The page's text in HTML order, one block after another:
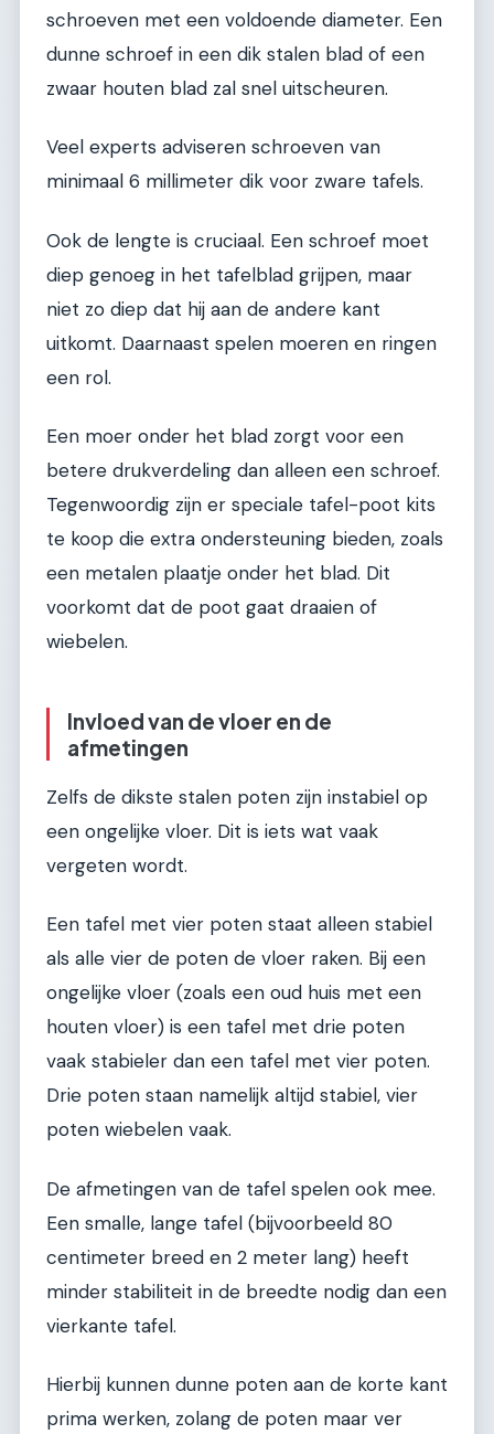
schroeven met een voldoende diameter. Een
dunne schroef in een dik stalen blad of een
zwaar houten blad zal snel uitscheuren.
Veel experts adviseren schroeven van
minimaal 6 millimeter dik voor zware tafels.
Ook de lengte is cruciaal. Een schroef moet
diep genoeg in het tafelblad grijpen, maar
niet zo diep dat hij aan de andere kant
uitkomt. Daarnaast spelen moeren en ringen
een rol.
Een moer onder het blad zorgt voor een
betere drukverdeling dan alleen een schroef.
Tegenwoordig zijn er speciale tafel-poot kits
te koop die extra ondersteuning bieden, zoals
een metalen plaatje onder het blad. Dit
voorkomt dat de poot gaat draaien of
wiebelen.
Invloed van de vloer en de
afmetingen
Zelfs de dikste stalen poten zijn instabiel op
een ongelijke vloer. Dit is iets wat vaak
vergeten wordt.
Een tafel met vier poten staat alleen stabiel
als alle vier de poten de vloer raken. Bij een
ongelijke vloer (zoals een oud huis met een
houten vloer) is een tafel met drie poten
vaak stabieler dan een tafel met vier poten.
Drie poten staan namelijk altijd stabiel, vier
poten wiebelen vaak.
De afmetingen van de tafel spelen ook mee.
Een smalle, lange tafel (bijvoorbeeld 80
centimeter breed en 2 meter lang) heeft
minder stabiliteit in de breedte nodig dan een
vierkante tafel.
Hierbij kunnen dunne poten aan de korte kant
prima werken, zolang de poten maar ver